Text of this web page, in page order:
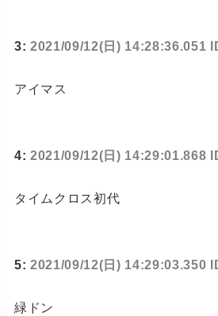
3: 2021/09/12(日) 14:28:36.051
アイマス
4: 2021/09/12(日) 14:29:01.868
タイムクロス初代
5: 2021/09/12(日) 14:29:03.350
緑ドン